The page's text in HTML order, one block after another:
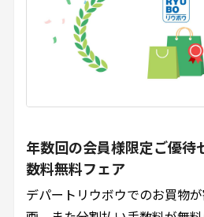
年数回の会員様限定ご優待
数料無料フェア
デパートリウボウでのお買物